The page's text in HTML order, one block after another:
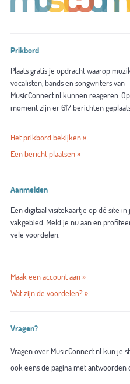
Prikbord
Plaats gratis je opdracht waarop
vocalisten, bands en songwriters van
MusicConnect.nl kunnen reageren.
moment zijn er 617 berichten
Het prikbord bekijken »
Een bericht plaatsen »
Aanmelden
Een digitaal visitekaartje op dé site in
vakgebied. Meld je nu aan en
vele voordelen.
Maak een account aan »
Wat zijn de voordelen? »
Vragen?
Vragen over MusicConnect.nl kun je
ook eens de pagina met antwoorden